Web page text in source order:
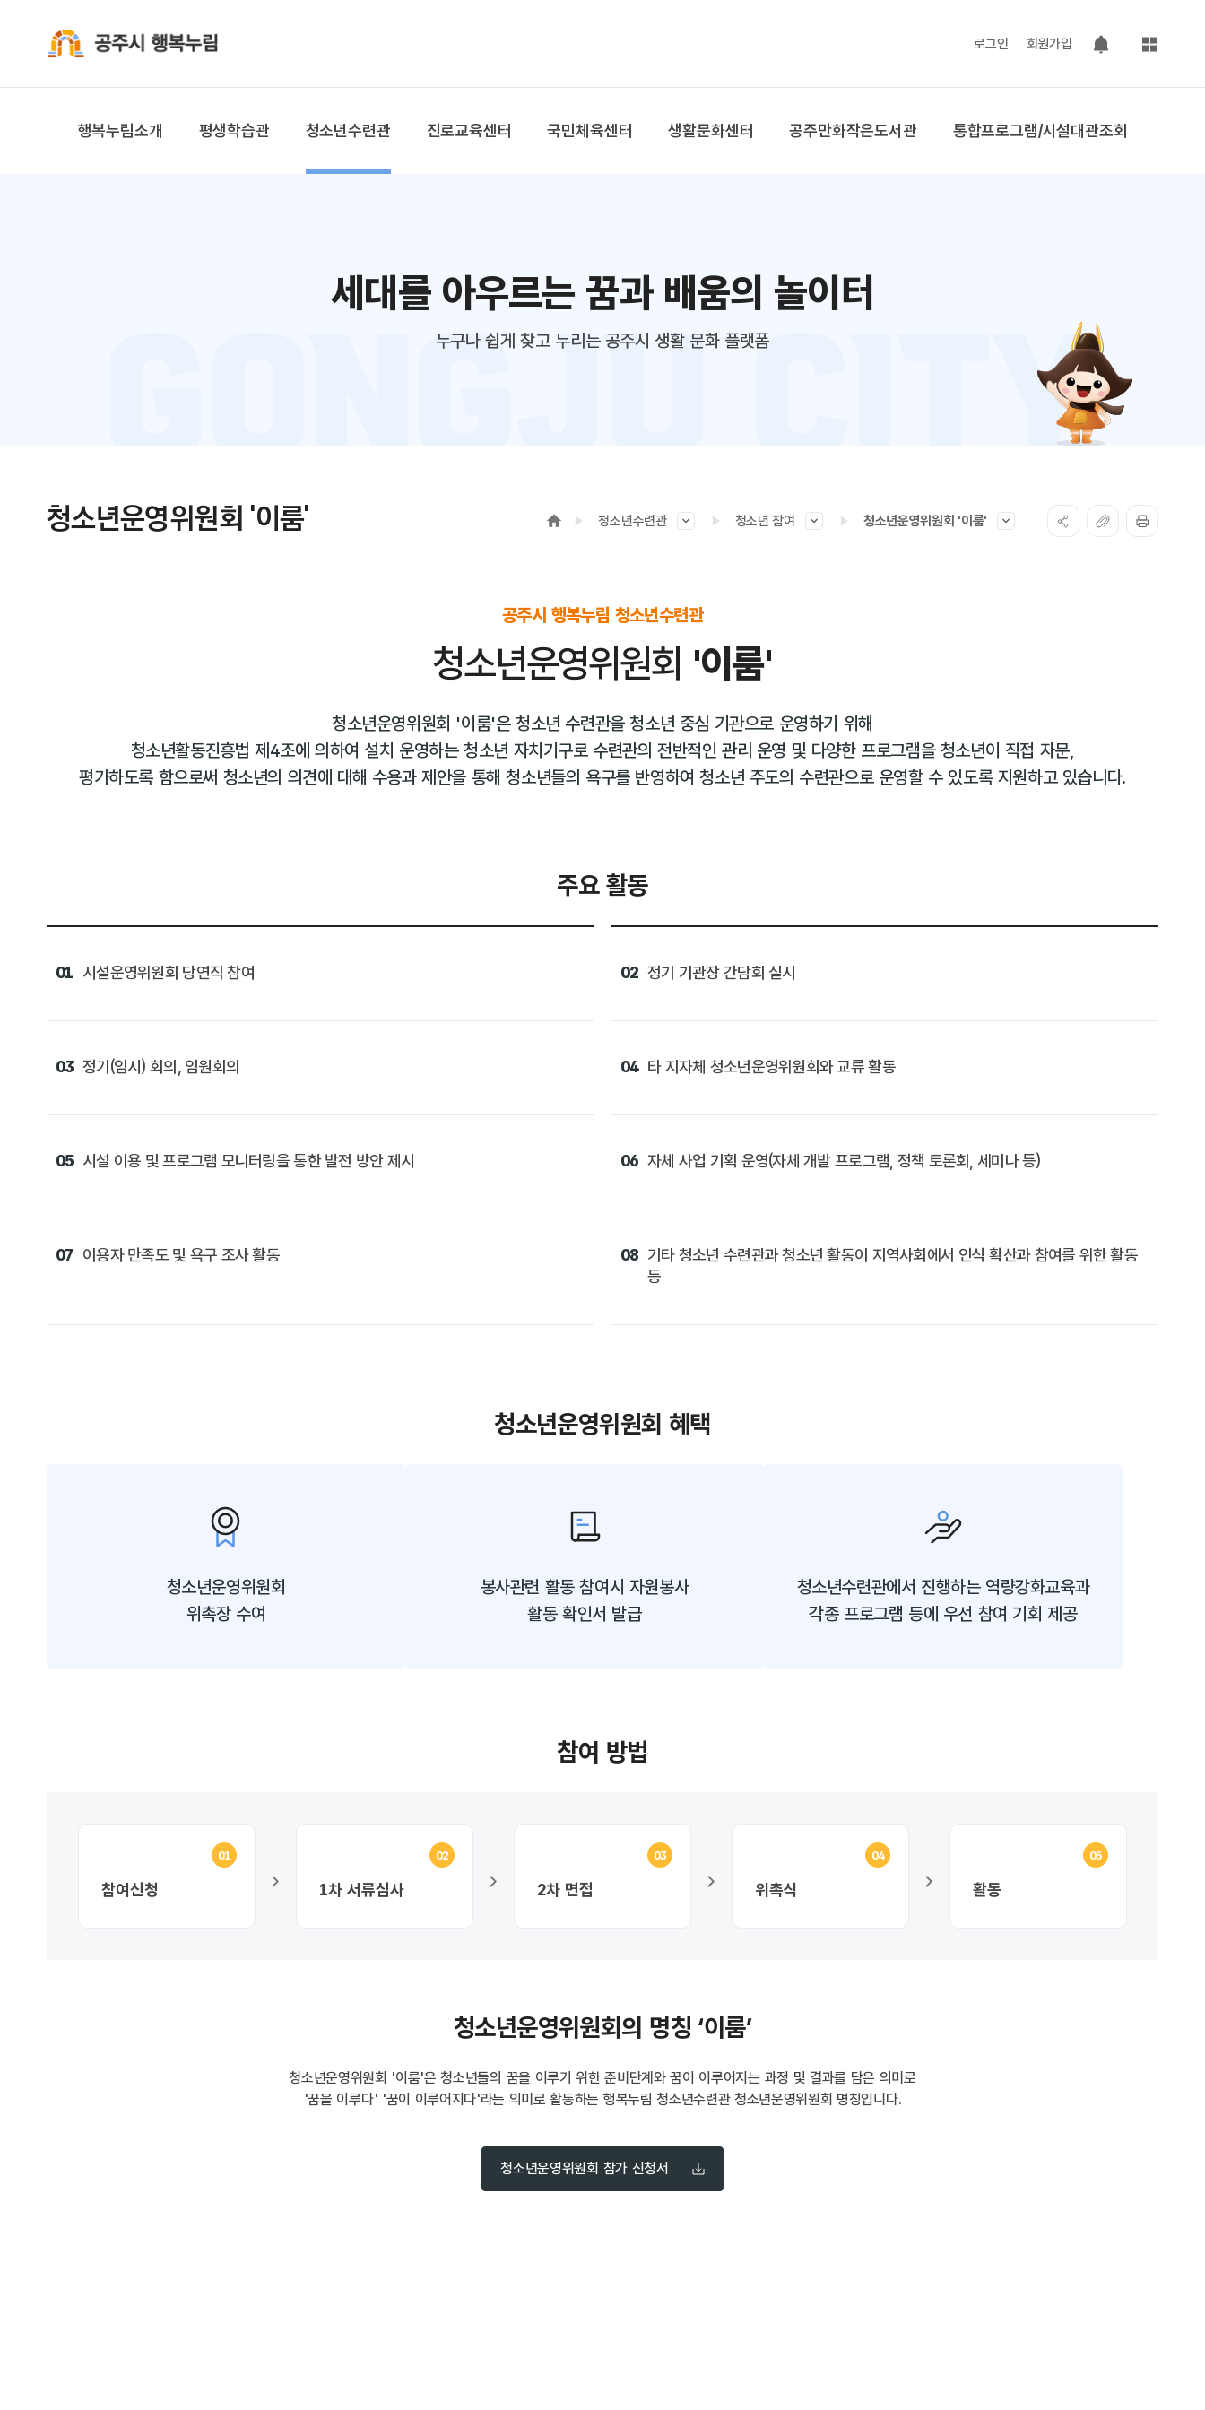
로그인 회원가입
팝업 열기
사이트맵
행복누림소개 평생학습관 청소년수련관 진로교육센터 국민체육센터 생활문화센터 공주만화작은도서관 통합프로그램/시설대관조회
세대를 아우르는 꿈과 배움의 놀이터
누구나 쉽게 찾고 누리는 공주시 생활 문화 플랫폼
청소년운영위원회 '이룸' 청소년수련관 청소년 참여 청소년운영위원회 '이룸'
공주시 행복누림 청소년수련관
청소년운영위원회 '이룸'
청소년운영위원회 '이룸'은 청소년 수련관을 청소년 중심 기관으로 운영하기 위해
청소년활동진흥법 제4조에 의하여 설치 운영하는 청소년 자치기구로 수련관의 전반적인 관리 운영 및 다양한 프로그램을 청소년이 직접 자문,
평가하도록 함으로써 청소년의 의견에 대해 수용과 제안을 통해 청소년들의 욕구를 반영하여 청소년 주도의 수련관으로 운영할 수 있도록 지원하고 있습니다.
주요 활동
01 시설운영위원회 당연직 참여 02 정기 기관장 간담회 실시
03 정기(임시) 회의, 임원회의 04 타 지자체 청소년운영위원회와 교류 활동
05 시설 이용 및 프로그램 모니터링을 통한 발전 방안 제시 06 자체 사업 기획 운영(자체 개발 프로그램, 정책 토론회, 세미나 등)
07 이용자 만족도 및 욕구 조사 활동 08 기타 청소년 수련관과 청소년 활동이 지역사회에서 인식 확산과 참여를 위한 활동
등
청소년운영위원회 혜택
청소년운영위원회
위촉장 수여
봉사관련 활동 참여시 자원봉사
활동 확인서 발급
청소년수련관에서 진행하는 역량강화교육과
각종 프로그램 등에 우선 참여 기회 제공
참여 방법
01
참여신청
02
1차 서류심사
03
2차 면접
04
위촉식
05
활동
청소년운영위원회의 명칭 ‘이룸’
청소년운영위원회 '이룸'은 청소년들의 꿈을 이루기 위한 준비단계와 꿈이 이루어지는 과정 및 결과를 담은 의미로
'꿈을 이루다' '꿈이 이루어지다'라는 의미로 활동하는 행복누림 청소년수련관 청소년운영위원회 명칭입니다.
청소년운영위원회 참가 신청서